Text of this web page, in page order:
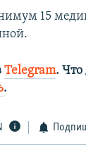
15
Telegram. Что
.